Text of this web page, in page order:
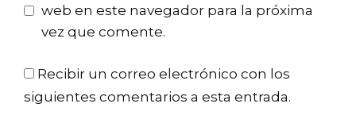
web en este navegador para la próxima
vez que comente.
Recibir un correo electrónico con los
siguientes comentarios a esta entrada.